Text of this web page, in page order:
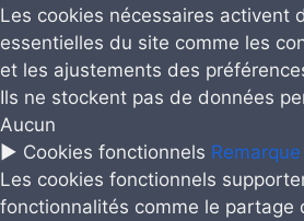
Les cookies nécessaires activent
essentielles du site comme les
et les ajustements des
Ils ne stockent pas de données
Aucun
► Cookies fonctionnels Remarque
Les cookies fonctionnels
fonctionnalités comme le partage